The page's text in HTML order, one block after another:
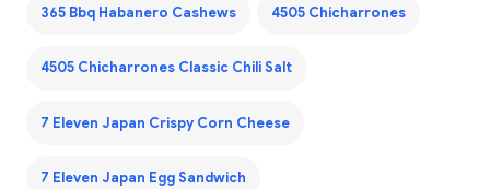
365 Bbq Habanero Cashews 4505 Chicharrones
4505 Chicharrones Classic Chili Salt
7 Eleven Japan Crispy Corn Cheese
7 Eleven Japan Egg Sandwich